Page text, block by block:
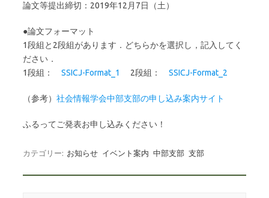
論文等提出締切：2019年12月7日（土）
●論文フォーマット
1段組と2段組があります．どちらかを選択し，記入してく
ださい．
1段組： SSICJ-Format_1 2段組： SSICJ-Format_2
（参考） 社会情報学会中部支部の申し込み案内サイト
ふるってご発表お申し込みください！
カテゴリー: お知らせ イベント案内 中部支部 支部